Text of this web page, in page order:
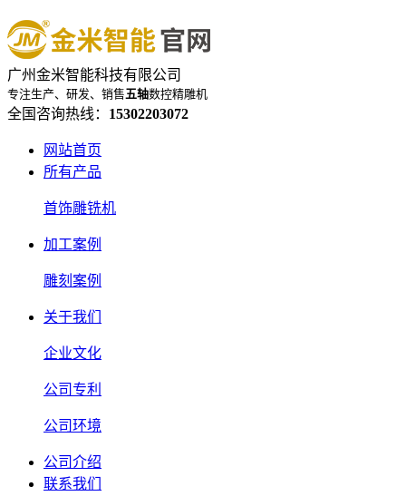
广州金米智能科技有限公司
专注生产、研发、销售五轴数控精雕机
全国咨询热线： 15302203072
网站首页
所有产品
首饰雕铣机
加工案例
雕刻案例
关于我们
企业文化
公司专利
公司环境
公司介绍
联系我们